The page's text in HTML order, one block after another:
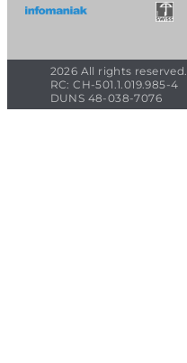
2026 All rights
RC: CH-501.1.019.985-4
DUNS 48-038-7076